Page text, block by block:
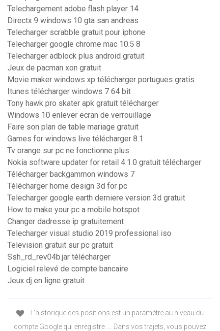
Telechargement adobe flash player 14
Directx 9 windows 10 gta san andreas
Telecharger scrabble gratuit pour iphone
Telecharger google chrome mac 10.5 8
Telecharger adblock plus android gratuit
Jeux de pacman xon gratuit
Movie maker windows xp télécharger portugues gratis
Itunes télécharger windows 7 64 bit
Tony hawk pro skater apk gratuit télécharger
Windows 10 enlever ecran de verrouillage
Faire son plan de table mariage gratuit
Games for windows live télécharger 8.1
Tv orange sur pc ne fonctionne plus
Nokia software updater for retail 4.1.0 gratuit télécharger
Télécharger backgammon windows 7
Télécharger home design 3d for pc
Telecharger google earth derniere version 3d gratuit
How to make your pc a mobile hotspot
Changer dadresse ip gratuitement
Telecharger visual studio 2019 professional iso
Television gratuit sur pc gratuit
Ssh_rd_rev04b.jar télécharger
Logiciel relevé de compte bancaire
Jeux dj en ligne gratuit
L'historique des positions est un paramètre au niveau du
compte Google qui enregistre .... Dans vos trajets, vous pouvez